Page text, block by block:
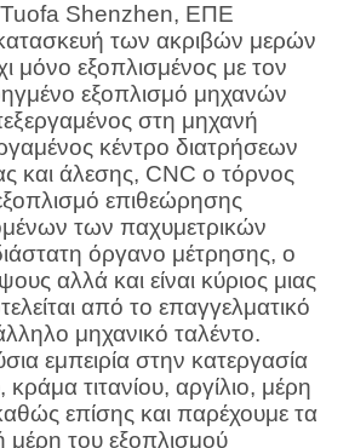
Tuofa Shenzhen, ΕΠΕ
κατασκευή των ακριβών μερών
μόνο εξοπλισμένος με τον
εξοπλισμό μηχανών
στη μηχανή
κέντρο διατρήσεων
και άλεσης, CNC ο τόρνος
επιθεώρησης
των παχυμετρικών
όργανο μέτρησης, ο
αλλά και είναι κύριος μιας
από το επαγγελματικό
μηχανικό ταλέντο.
εμπειρία στην κατεργασία
τιτανίου, αργίλιο, μέρη
επίσης και παρέχουμε τα
μέρη του εξοπλισμού